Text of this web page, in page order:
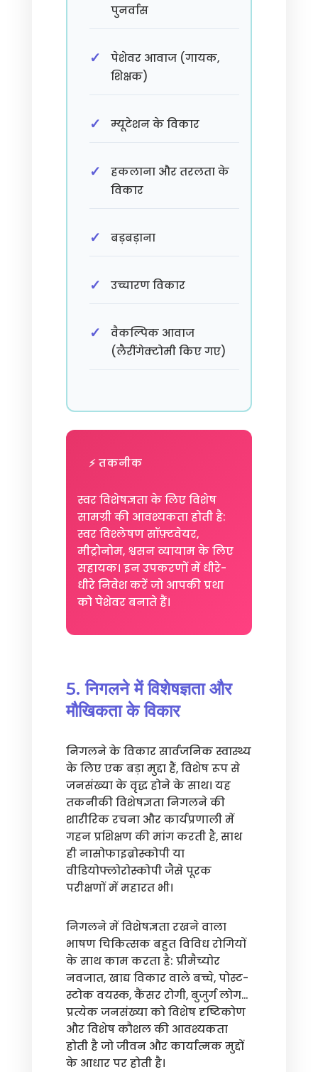
पुनर्वास
पेशेवर आवाज (गायक,
शिक्षक)
म्यूटेशन के विकार
हकलाना और तरलता के
विकार
बड़बड़ाना
उच्चारण विकार
वैकल्पिक आवाज
(लैरींगेक्टोमी किए गए)
⚡ तकनीक
स्वर विशेषज्ञता के लिए विशेष
सामग्री की आवश्यकता होती है:
स्वर विश्लेषण सॉफ़्टवेयर,
मीट्रोनोम, श्वसन व्यायाम के लिए
सहायक। इन उपकरणों में धीरे-
धीरे निवेश करें जो आपकी प्रथा
को पेशेवर बनाते हैं।
5. निगलने में विशेषज्ञता और
मौखिकता के विकार
निगलने के विकार सार्वजनिक स्वास्थ्य
के लिए एक बड़ा मुद्दा हैं, विशेष रूप से
जनसंख्या के वृद्ध होने के साथ। यह
तकनीकी विशेषज्ञता निगलने की
शारीरिक रचना और कार्यप्रणाली में
गहन प्रशिक्षण की मांग करती है, साथ
ही नासोफाइब्रोस्कोपी या
वीडियोफ्लोरोस्कोपी जैसे पूरक
परीक्षणों में महारत भी।
निगलने में विशेषज्ञता रखने वाला
भाषण चिकित्सक बहुत विविध रोगियों
के साथ काम करता है: प्रीमैच्योर
नवजात, खाद्य विकार वाले बच्चे, पोस्ट-
स्टोक वयस्क, कैंसर रोगी, बुजुर्ग लोग...
प्रत्येक जनसंख्या को विशेष दृष्टिकोण
और विशेष कौशल की आवश्यकता
होती है जो जीवन और कार्यात्मक मुद्दों
के आधार पर होती है।